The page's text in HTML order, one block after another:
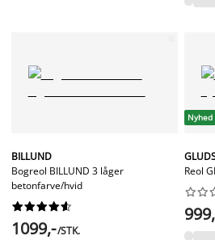
BILLUND
Bogreol BILLUND 3 låger
betonfarve/hvid






1099,-/STK.
Nyhed
Reol


